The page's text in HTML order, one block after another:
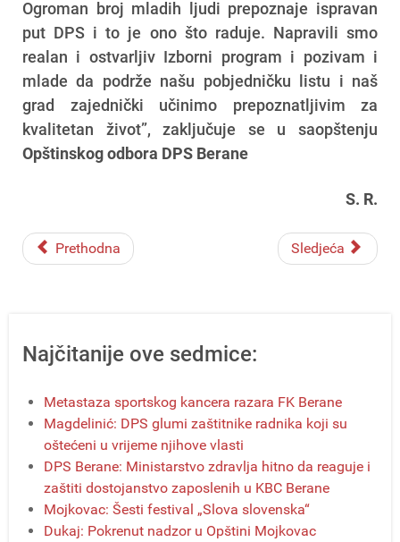
Ogroman broj mladih ljudi prepoznaje ispravan
put DPS i to je ono što raduje. Napravili smo
realan i ostvarljiv Izborni program i pozivam i
mlade da podrže našu pobjedničku listu i naš
grad zajednički učinimo prepoznatljivim za
kvalitetan život”, zaključuje se u saopštenju
Opštinskog odbora DPS Berane
S. R.
Prethodna Sledjeća
Najčitanije ove sedmice:
Metastaza sportskog kancera razara FK Berane
Magdelinić: DPS glumi zaštitnike radnika koji su
oštećeni u vrijeme njihove vlasti
DPS Berane: Ministarstvo zdravlja hitno da reaguje i
zaštiti dostojanstvo zaposlenih u KBC Berane
Mojkovac: Šesti festival „Slova slovenska“
Dukaj: Pokrenut nadzor u Opštini Mojkovac